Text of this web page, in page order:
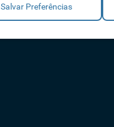
Salvar Preferências